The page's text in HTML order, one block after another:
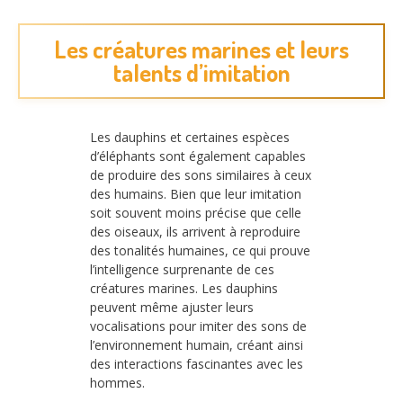
Les créatures marines et leurs
talents d’imitation
Les dauphins et certaines espèces
d’éléphants sont également capables
de produire des sons similaires à ceux
des humains. Bien que leur imitation
soit souvent moins précise que celle
des oiseaux, ils arrivent à reproduire
des tonalités humaines, ce qui prouve
l’intelligence surprenante de ces
créatures marines. Les dauphins
peuvent même ajuster leurs
vocalisations pour imiter des sons de
l’environnement humain, créant ainsi
des interactions fascinantes avec les
hommes.